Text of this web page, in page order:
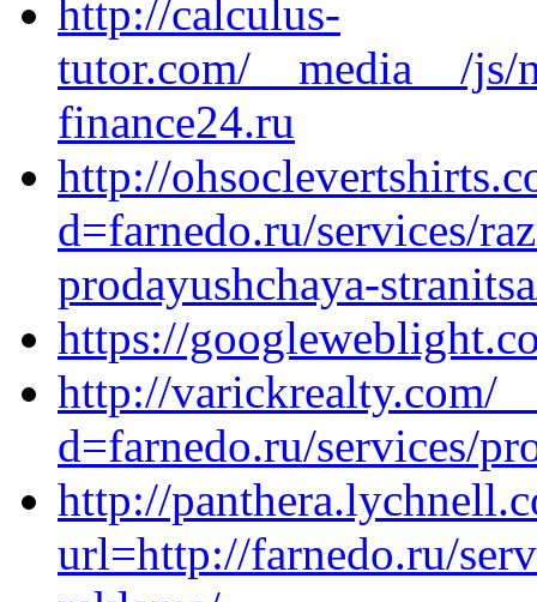
http://calculus-
tutor.com/__media__/js/
finance24.ru
http://
d=farnedo.ru/services/
prodayushchaya-
https://
http://varickrealty.com/
d=farnedo.ru/services/
http://
url=http://farnedo.ru/